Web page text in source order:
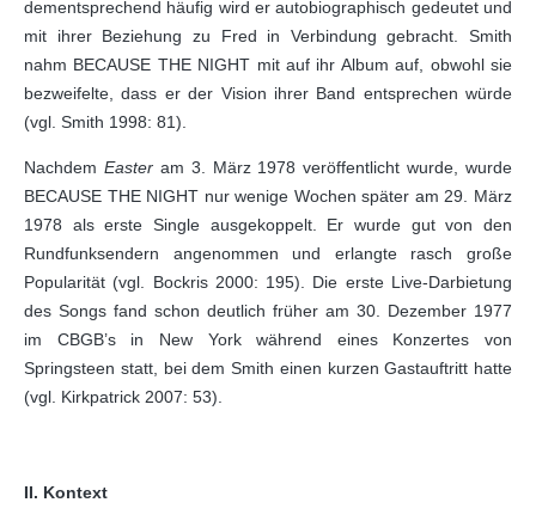
dementsprechend häufig wird er autobiographisch gedeutet und
mit ihrer Beziehung zu Fred in Verbindung gebracht. Smith
nahm BECAUSE THE NIGHT mit auf ihr Album auf, obwohl sie
bezweifelte, dass er der Vision ihrer Band entsprechen würde
(vgl. Smith 1998: 81).
Nachdem Easteram 3. März 1978 veröffentlicht wurde, wurde
BECAUSE THE NIGHT nur wenige Wochen später am 29. März
1978 als erste Single ausgekoppelt. Er wurde gut von den
Rundfunksendern angenommen und erlangte rasch große
Popularität (vgl. Bockris 2000: 195). Die erste Live-Darbietung
des Songs fand schon deutlich früher am 30. Dezember 1977
im CBGB’s in New York während eines Konzertes von
Springsteen statt, bei dem Smith einen kurzen Gastauftritt hatte
(vgl. Kirkpatrick 2007: 53).
II. Kontext